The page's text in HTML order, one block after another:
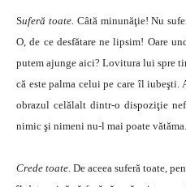
Suferă toate. Câtă minunăţie! Nu
O, de ce desfătare ne lipsim! Oare
putem ajunge aici? Lovitura lui spre
că este palma celui pe care îl iubeşti.
obrazul celălalt dintr-o dispoziţie
nimic şi nimeni nu-l mai poate vătăma.
Crede toate. De aceea suferă toate,